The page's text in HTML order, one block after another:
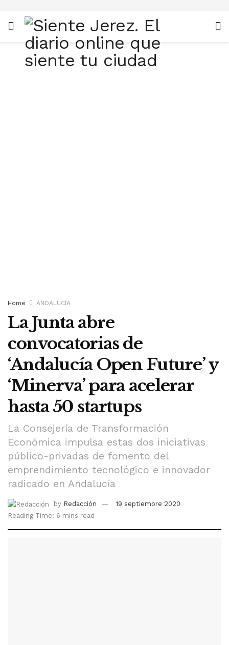
Home ANDALUCÍA
La Junta abre
convocatorias de
‘Andalucía Open Future’ y
‘Minerva’ para acelerar
hasta 50 startups
La Consejería de Transformación
Económica impulsa estas dos iniciativas
público-privadas de fomento del
emprendimiento tecnológico e innovador
radicado en Andalucía
by Redacción
19 septiembre 2020
Reading Time: 6 mins read